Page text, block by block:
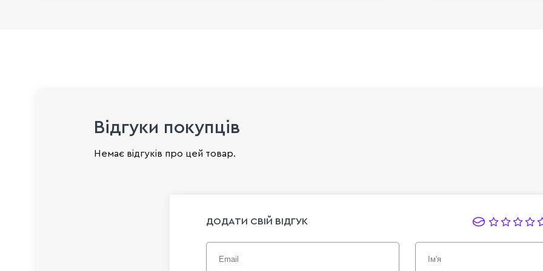
Відгуки покупців
Немає відгуків про цей товар.
ДОДАТИ СВІЙ ВІДГУК